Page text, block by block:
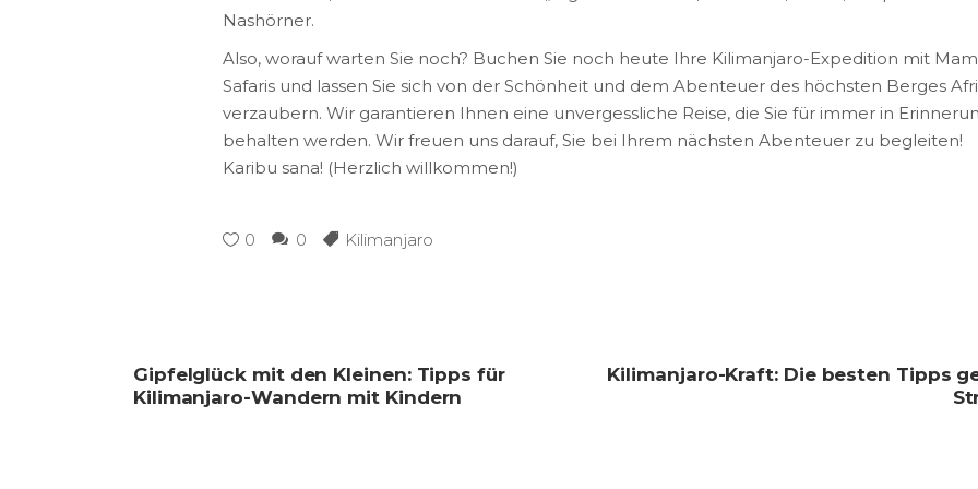
Nashörner.
Also, worauf warten Sie noch? Buchen Sie noch heute Ihre Kilimanjaro-Expedition mit
Safaris und lassen Sie sich von der Schönheit und dem Abenteuer des höchsten Berges
verzaubern. Wir garantieren Ihnen eine unvergessliche Reise, die Sie für immer in
behalten werden. Wir freuen uns darauf, Sie bei Ihrem nächsten Abenteuer zu begleiten!
Karibu sana! (Herzlich willkommen!)
0 0 Kilimanjaro
Gipfelglück mit den Kleinen: Tipps für
Kilimanjaro-Wandern mit Kindern
Kilimanjaro-Kraft: Die besten Tipps